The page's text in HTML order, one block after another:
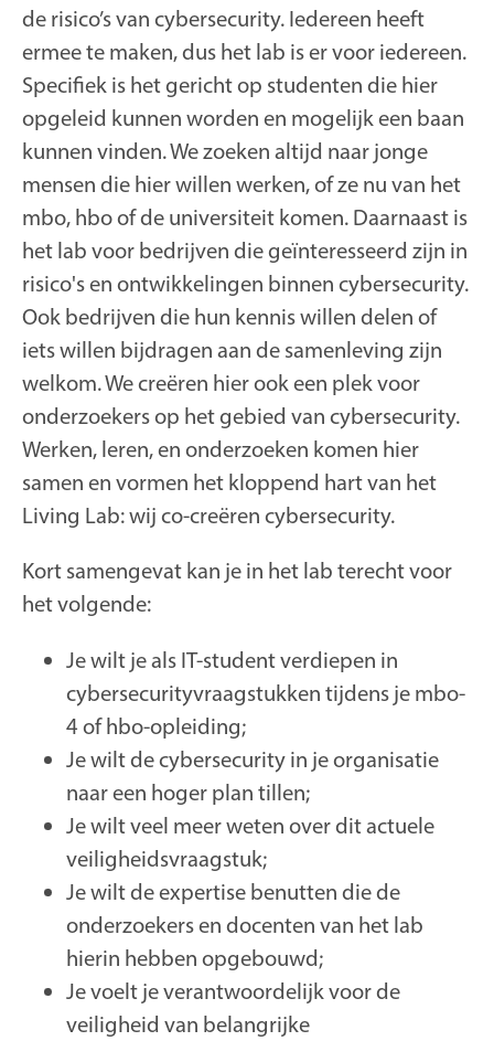
de risico’s van cybersecurity. Iedereen heeft
ermee te maken, dus het lab is er voor iedereen.
Specifiek is het gericht op studenten die hier
opgeleid kunnen worden en mogelijk een baan
kunnen vinden. We zoeken altijd naar jonge
mensen die hier willen werken, of ze nu van het
mbo, hbo of de universiteit komen. Daarnaast is
het lab voor bedrijven die geïnteresseerd zijn in
risico's en ontwikkelingen binnen cybersecurity.
Ook bedrijven die hun kennis willen delen of
iets willen bijdragen aan de samenleving zijn
welkom. We creëren hier ook een plek voor
onderzoekers op het gebied van cybersecurity.
Werken, leren, en onderzoeken komen hier
samen en vormen het kloppend hart van het
Living Lab: wij co-creëren cybersecurity.
Kort samengevat kan je in het lab terecht voor
het volgende:
Je wilt je als IT-student verdiepen in
cybersecurityvraagstukken tijdens je mbo-
4 of hbo-opleiding;
Je wilt de cybersecurity in je organisatie
naar een hoger plan tillen;
Je wilt veel meer weten over dit actuele
veiligheidsvraagstuk;
Je wilt de expertise benutten die de
onderzoekers en docenten van het lab
hierin hebben opgebouwd;
Je voelt je verantwoordelijk voor de
veiligheid van belangrijke